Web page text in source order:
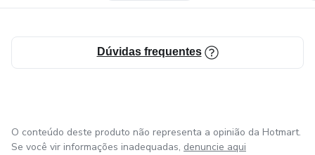
Dúvidas frequentes
O conteúdo deste produto não representa a opinião da Hotmart.
Se você vir informações inadequadas, denuncie aqui